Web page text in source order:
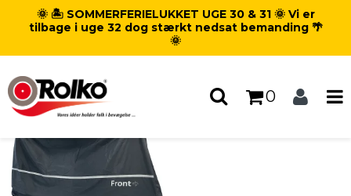
🌞 🏝️ SOMMERFERIELUKKET UGE 30 & 31 🌞 Vi er
tilbage i uge 32 dog stærkt nedsat bemanding 🌴
🌞
0
Forside / Produkter / Tilbehør /
Tekstilprodukter
Tekstilprodukter